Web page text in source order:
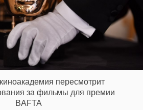
пересмотрит
за фильмы для премии
BAFTA